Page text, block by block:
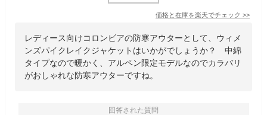
価格と在庫を楽天でチェック >>
レディース向けコロンビアの防寒アウターとして、ウィメ
ンズパイクレイクジャケットはいかがでしょうか？ 中綿
タイプなので暖かく、アルペン限定モデルなのでカラバリ
がおしゃれな防寒アウターですね。
回答された質問